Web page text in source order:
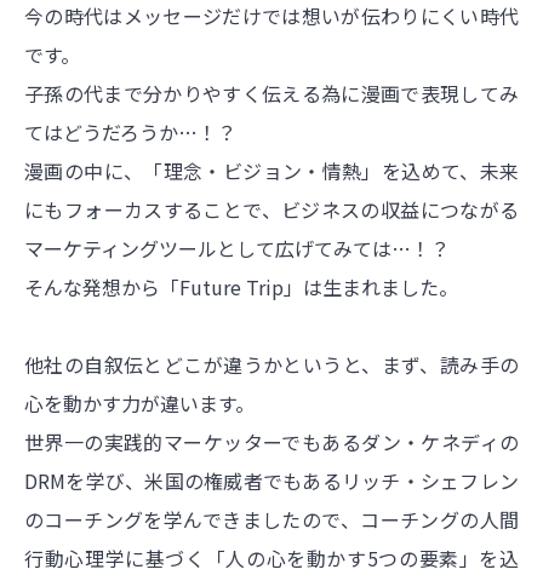
今の時代はメッセージだけでは想いが伝わりにくい時代
です。
子孫の代まで分かりやすく伝える為に漫画で表現してみ
てはどうだろうか…！？
漫画の中に、「理念・ビジョン・情熱」を込めて、未来
にもフォーカスすることで、ビジネスの収益につながる
マーケティングツールとして広げてみては…！？
そんな発想から「Future Trip」は生まれました。
他社の自叙伝とどこが違うかというと、まず、読み手の
心を動かす力が違います。
世界一の実践的マーケッターでもあるダン・ケネディの
DRMを学び、米国の権威者でもあるリッチ・シェフレン
のコーチングを学んできましたので、コーチングの人間
行動心理学に基づく「人の心を動かす5つの要素」を込